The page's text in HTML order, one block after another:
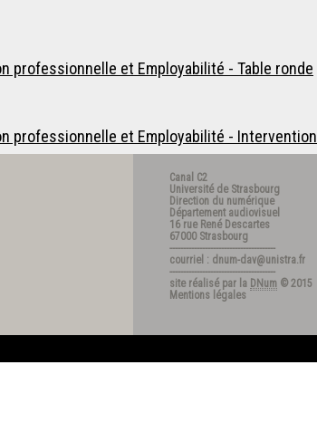
professionnelle et Employabilité - Table ronde
professionnelle et Employabilité - Intervention
Canal C2
Université de Strasbourg
Direction du numérique
Département audiovisuel
16 rue René Descartes
67000 Strasbourg
---------------------------------------
courriel : dnum-dav@unistra.fr
---------------------------------------
site réalisé par la DNum © 2015
Mentions légales